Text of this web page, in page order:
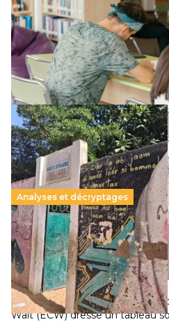
11 juillet 2026-
Le projet de loi sur la régulation
supérieur privé met en lumière
qui relègue l’acte pédagogique
Lire la suite →
Analyses et décryptages
258 millions d’enfants
chocs climatiques et des
population
11 juillet 2026- National
Un nouveau rapport mondial
Wait (ECW) dresse un tableau